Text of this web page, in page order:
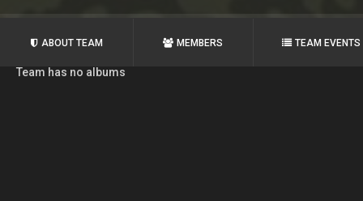
ABOUT TEAM MEMBERS TEAM EVENTS
Team has no albums